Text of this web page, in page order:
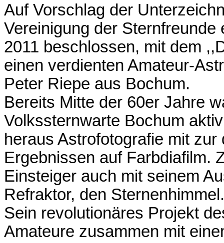
Auf Vorschlag der
Vereinigung der
2011 beschlossen, mit dem
einen verdienten Amateur-
Peter Riepe aus Bochum.
Bereits Mitte der 60er Jahre
Volkssternwarte Bochum
heraus Astrofotografie mit
Ergebnissen auf Farbdiafilm.
Einsteiger auch mit seinem
Refraktor, den Sternenhimmel.
Sein revolutionäres Projekt
Amateure zusammen mit